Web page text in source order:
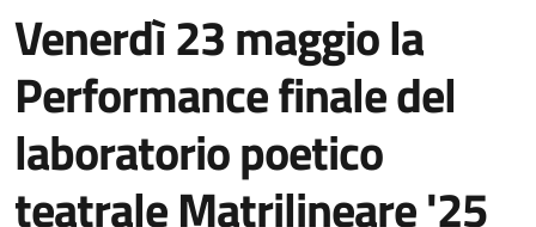
Venerdì 23 maggio la
Performance finale del
laboratorio poetico
teatrale Matrilineare '25